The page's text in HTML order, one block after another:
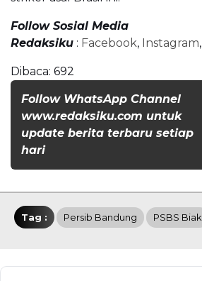
Follow Sosial Media
Redaksiku : Facebook, Instagram,
Dibaca: 692
Follow WhatsApp Channel
www.redaksiku.com untuk
update berita terbaru setiap
hari
Tag : Persib Bandung PSBS Biak